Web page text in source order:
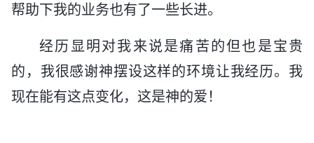
帮助下我的业务也有了一些长进。
经历显明对我来说是痛苦的但也是宝贵
的，我很感谢神摆设这样的环境让我经历。我
现在能有这点变化，这是神的爱！